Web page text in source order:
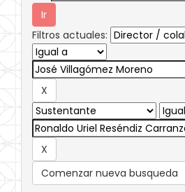
Filtros actuales:
Comenzar nueva busqueda